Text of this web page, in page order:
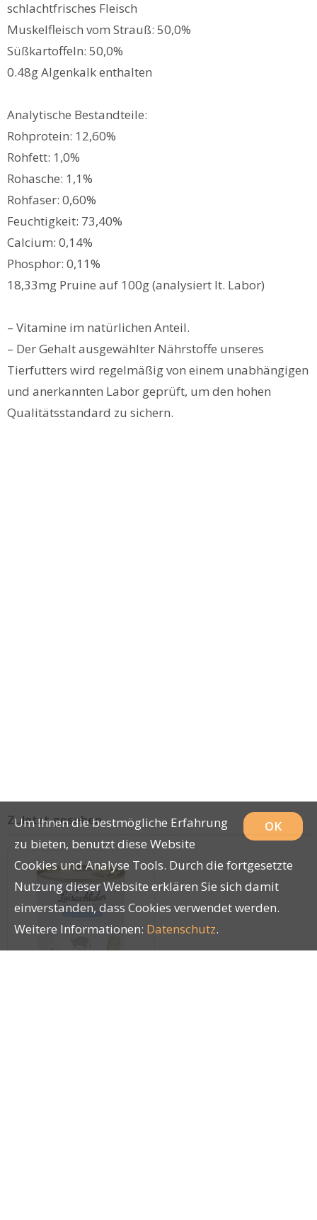
schlachtfrisches Fleisch
Muskelfleisch vom Strauß: 50,0%
Süßkartoffeln: 50,0%
0.48g Algenkalk enthalten
Analytische Bestandteile:
Rohprotein: 12,60%
Rohfett: 1,0%
Rohasche: 1,1%
Rohfaser: 0,60%
Feuchtigkeit: 73,40%
Calcium: 0,14%
Phosphor: 0,11%
18,33mg Pruine auf 100g (analysiert lt. Labor)
– Vitamine im natürlichen Anteil.
– Der Gehalt ausgewählter Nährstoffe unseres
Tierfutters wird regelmäßig von einem unabhängigen
und anerkannten Labor geprüft, um den hohen
Qualitätsstandard zu sichern.
Zuletzt gesehen OK
Um Ihnen die bestmögliche Erfahrung
zu bieten, benutzt diese Website
Cookies und Analyse Tools. Durch die fortgesetzte
Nutzung dieser Website erklären Sie sich damit
einverstanden, dass Cookies verwendet werden.
Weitere Informationen: Datenschutz.